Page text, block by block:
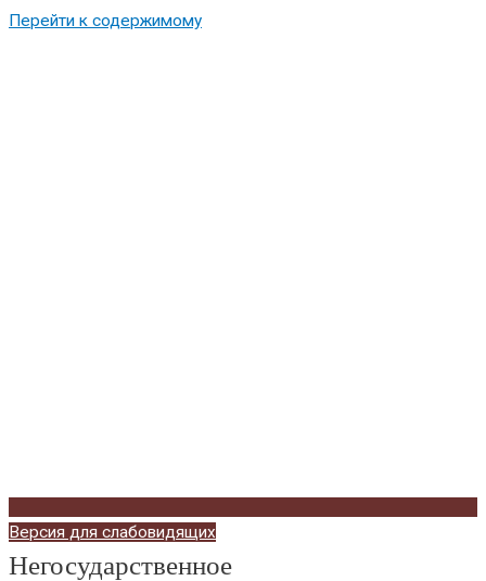
Перейти к содержимому
Версия для слабовидящих
Негосударственное